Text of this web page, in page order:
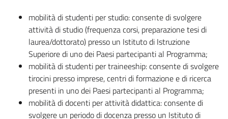
mobilità di studenti per studio: consente di svolgere
attività di studio (frequenza corsi, preparazione tesi di
laurea/dottorato) presso un Istituto di Istruzione
Superiore di uno dei Paesi partecipanti al Programma;
mobilità di studenti per traineeship: consente di svolgere
tirocini presso imprese, centri di formazione e di ricerca
presenti in uno dei Paesi partecipanti al Programma;
mobilità di docenti per attività didattica: consente di
svolgere un periodo di docenza presso un Istituto di